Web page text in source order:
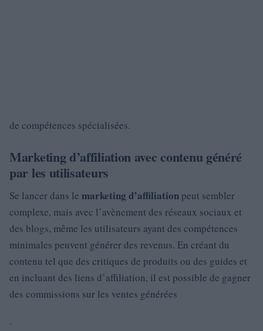
de compétences spécialisées.
Marketing d’affiliation avec contenu généré
par les utilisateurs
Se lancer dans le marketing d’affiliation peut sembler
complexe, mais avec l’avènement des réseaux sociaux et
des blogs, même les utilisateurs ayant des compétences
minimales peuvent générer des revenus. En créant du
contenu tel que des critiques de produits ou des guides et
en incluant des liens d’affiliation, il est possible de gagner
des commissions sur les ventes générées
.